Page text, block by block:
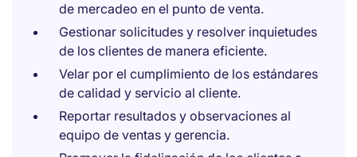
de mercadeo en el punto de venta.
Gestionar solicitudes y resolver inquietudes
de los clientes de manera eficiente.
Velar por el cumplimiento de los estándares
de calidad y servicio al cliente.
Reportar resultados y observaciones al
equipo de ventas y gerencia.